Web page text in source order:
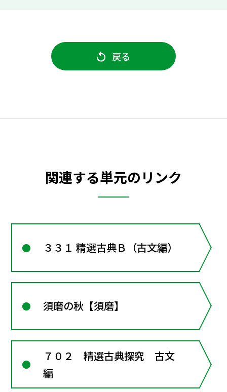
戻る
関連する単元のリンク
３３１ 精選古典Ｂ（古文編）
須磨の秋【須磨】
７０２ 精選古典探究 古文
編